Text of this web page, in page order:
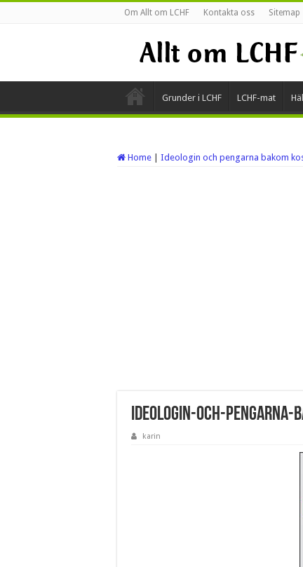
Om Allt om LCHF Kontakta oss Sitemap
Grunder i LCHF LCHF-mat
Home Ideologin och pengarna bakom
ideologin-och-pengarna-
karin